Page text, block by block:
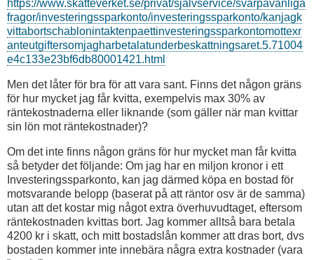
https://www.skatteverket.se/privat/sjalvservice/svarpavanliga
fragor/investeringssparkonto/investeringssparkonto/kanjagk
vittabortschablonintaktenpaettinvesteringssparkontomottexr
anteutgiftersomjagharbetalatunderbeskattningsaret.5.71004
e4c133e23bf6db80001421.html
Men det låter för bra för att vara sant. Finns det någon gräns
för hur mycket jag får kvitta, exempelvis max 30% av
räntekostnaderna eller liknande (som gäller när man kvittar
sin lön mot räntekostnader)?
Om det inte finns någon gräns för hur mycket man får kvitta
så betyder det följande: Om jag har en miljon kronor i ett
Investeringssparkonto, kan jag därmed köpa en bostad för
motsvarande belopp (baserat på att räntor osv är de samma)
utan att det kostar mig något extra överhuvudtaget, eftersom
räntekostnaden kvittas bort. Jag kommer alltså bara betala
4200 kr i skatt, och mitt bostadslån kommer att dras bort, dvs
bostaden kommer inte innebära några extra kostnader (vara